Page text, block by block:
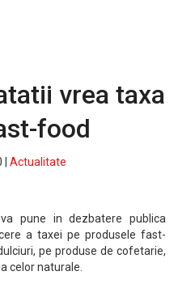
vrea taxa
food
Actualitate
pune in dezbatere publica
a taxei pe produsele fast-
pe produse de cofetarie,
celor naturale.